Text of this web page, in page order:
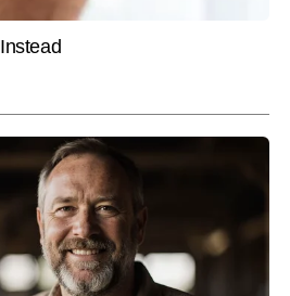
स्पोर्ट्स राइटर अपनी मजबूत पहचान बनाई। उमेश ने
जागरण जैसे संस्थानों के साथ काम किया है। उमेश ने
फीफा वर्ल्ड कप, हॉकी वर्ल्ड कप और ओलंपिक जैसे
समझ और डेटा-ड्रिवन स्टोरीटेलिंग उनकी लेखनी की